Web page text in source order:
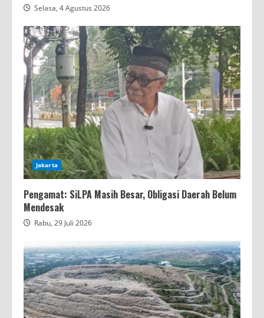
Selasa, 4 Agustus 2026
Jakarta
Pengamat: SiLPA Masih Besar, Obligasi Daerah Belum
Mendesak
Rabu, 29 Juli 2026